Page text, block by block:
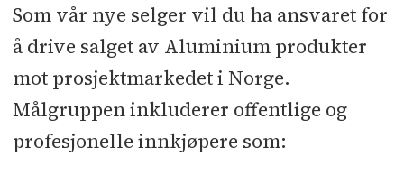
Som vår nye selger vil du ha ansvaret for
å drive salget av Aluminium produkter
mot prosjektmarkedet i Norge.
Målgruppen inkluderer offentlige og
profesjonelle innkjøpere som: